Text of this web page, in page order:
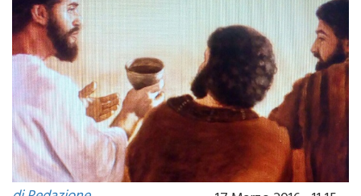
di Redazione
17 Marzo 2016 - 11:15